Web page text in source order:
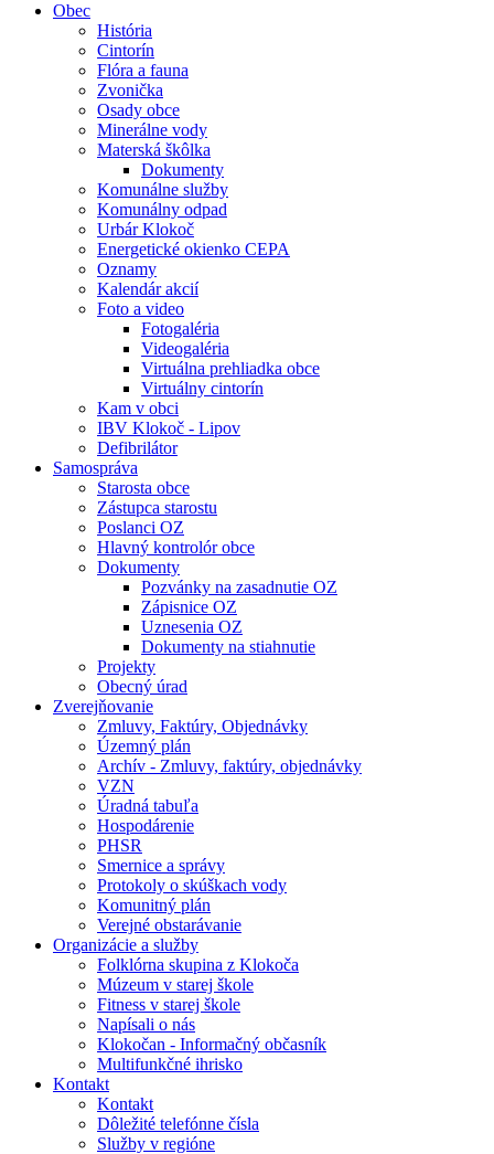
Obec
História
Cintorín
Flóra a fauna
Zvonička
Osady obce
Minerálne vody
Materská škôlka
Dokumenty
Komunálne služby
Komunálny odpad
Urbár Klokoč
Energetické okienko CEPA
Oznamy
Kalendár akcií
Foto a video
Fotogaléria
Videogaléria
Virtuálna prehliadka obce
Virtuálny cintorín
Kam v obci
IBV Klokoč - Lipov
Defibrilátor
Samospráva
Starosta obce
Zástupca starostu
Poslanci OZ
Hlavný kontrolór obce
Dokumenty
Pozvánky na zasadnutie OZ
Zápisnice OZ
Uznesenia OZ
Dokumenty na stiahnutie
Projekty
Obecný úrad
Zverejňovanie
Zmluvy, Faktúry, Objednávky
Územný plán
Archív - Zmluvy, faktúry, objednávky
VZN
Úradná tabuľa
Hospodárenie
PHSR
Smernice a správy
Protokoly o skúškach vody
Komunitný plán
Verejné obstarávanie
Organizácie a služby
Folklórna skupina z Klokoča
Múzeum v starej škole
Fitness v starej škole
Napísali o nás
Klokočan - Informačný občasník
Multifunkčné ihrisko
Kontakt
Kontakt
Dôležité telefónne čísla
Služby v regióne